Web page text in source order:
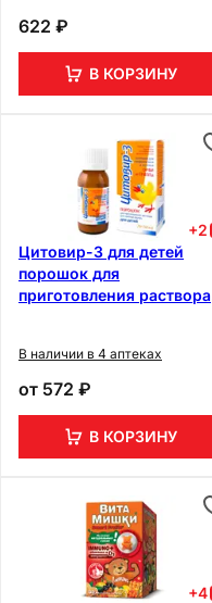
622 ₽
В КОРЗИНУ
+2
Цитовир-3 для детей
порошок для
приготовления раствора
В наличии в 4 аптеках
от 572 ₽
В КОРЗИНУ
+4